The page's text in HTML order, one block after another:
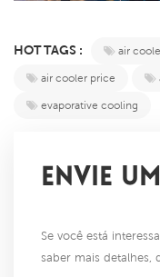
HOT TAGS : air
air cooler price
evaporative cooling
ENVIE
Se você está
saber mais detalhes,